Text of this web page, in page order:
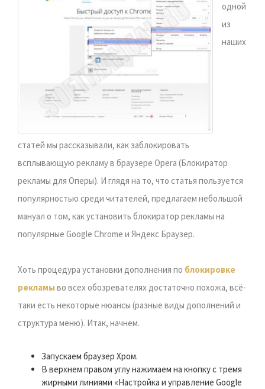
одной
из
наших
статей мы рассказывали, как заблокировать
всплывающую рекламу в браузере Opera (Блокиратор
рекламы для Оперы). И глядя на то, что статья пользуется
популярностью среди читателей, предлагаем небольшой
мануал о том, как установить блокиратор рекламы на
популярные Google Chrome и Яндекс Браузер.
Хоть процедура установки дополнения по блокировке
рекламыво всех обозревателях достаточно похожа, всё-
таки есть некоторые нюансы (разные виды дополнений и
структура меню). Итак, начнем.
Запускаем браузер Хром.
В верхнем правом углу нажимаем на кнопку с тремя
жирными линиями «Настройка и управление Google